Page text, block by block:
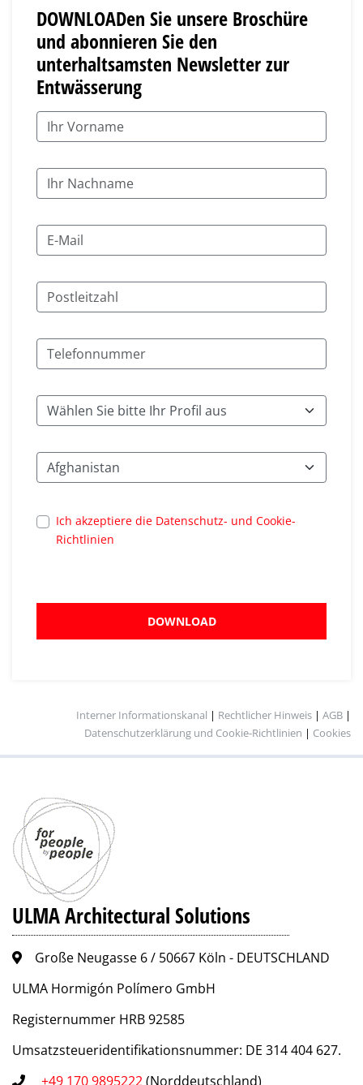
DOWNLOADen Sie unsere Broschüre
und abonnieren Sie den
unterhaltsamsten Newsletter zur
Entwässerung
Ich akzeptiere die Datenschutz- und Cookie-
Richtlinien
DOWNLOAD
Interner Informationskanal | Rechtlicher Hinweis | AGB |
Datenschutzerklärung und Cookie-Richtlinien | Cookies
ULMA Architectural Solutions
Große Neugasse 6 / 50667 Köln - DEUTSCHLAND
ULMA Hormigón Polímero GmbH
Registernummer HRB 92585
Umsatzsteueridentifikationsnummer: DE 314 404 627.
+49 170 9895222 (Norddeutschland)